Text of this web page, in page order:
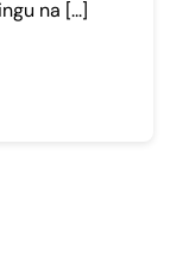
na [...]